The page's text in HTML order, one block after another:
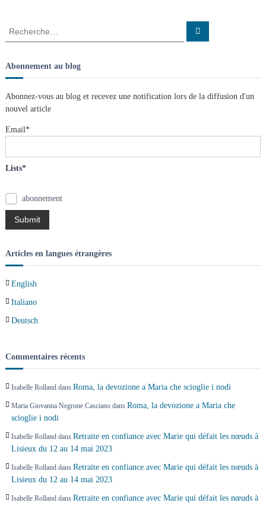
v
g
a
t
i
n
e
l
’
r
t
c
R
h
e
c
h
e
r
R
c
e
r
Abonnement au blog
Abonnez-vous au blog et recevez une notification lors de la diffusion d'un
nouvel article
Email*
Lists*
abonnement
Articles en langues étrangères
English
Italiano
Deutsch
Commentaires récents
Isabelle Rollanddans Roma, la devozione a Maria che scioglie i nodi
Maria Giovanna Negrone Cascianodans Roma, la devozione a Maria che
scioglie i nodi
Isabelle Rollanddans Retraite en confiance avec Marie qui défait les nœuds à
Lisieux du 12 au 14 mai 2023
Isabelle Rollanddans Retraite en confiance avec Marie qui défait les nœuds à
Lisieux du 12 au 14 mai 2023
Isabelle Rollanddans Retraite en confiance avec Marie qui défait les nœuds à